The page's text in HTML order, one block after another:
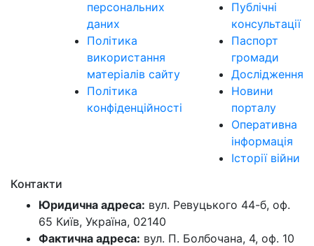
персональних
даних
Політика
використання
матеріалів сайту
Політика
конфіденційності
Публічні
консультації
Паспорт
громади
Дослідження
Новини
порталу
Оперативна
інформація
Історії війни
Контакти
Юридична адреса: вул. Ревуцького 44-б, оф.
65 Київ, Україна, 02140
Фактична адреса: вул. П. Болбочана, 4, оф. 10